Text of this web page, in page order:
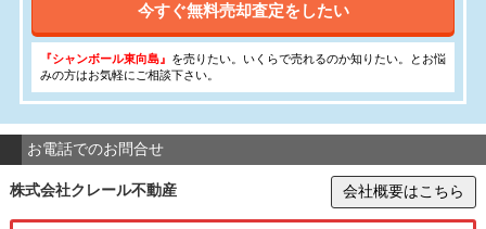
今すぐ無料売却査定をしたい
『シャンボール東向島』 を売りたい。いくらで売れるのか知りたい。とお悩
みの方はお気軽にご相談下さい。
お電話でのお問合せ
株式会社クレール不動産 会社概要はこちら